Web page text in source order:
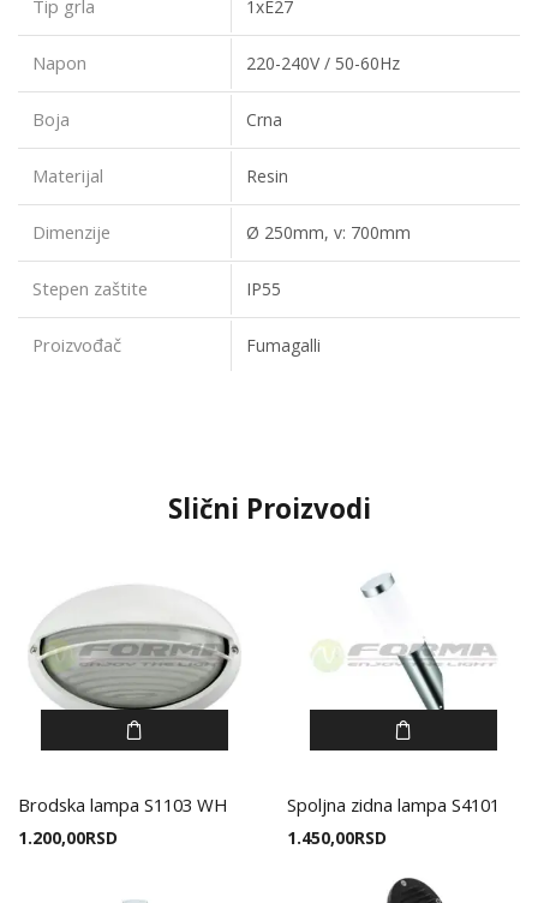
Tip grla 1xE27
Napon 220-240V / 50-60Hz
Boja Crna
Materijal Resin
Dimenzije Ø 250mm, v: 700mm
Stepen zaštite IP55
Proizvođač Fumagalli
Slični Proizvodi
Brodska lampa S1103 WH
1.200,00RSD
Spoljna zidna lampa S4101
1.450,00RSD